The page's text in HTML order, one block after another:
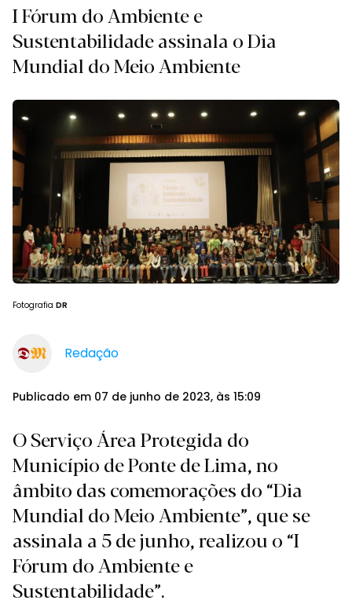
I Fórum do Ambiente e
Sustentabilidade assinala o Dia
Mundial do Meio Ambiente
Fotografia DR
Redação
Publicado em 07 de junho de 2023, às 15:09
O Serviço Área Protegida do
Município de Ponte de Lima, no
âmbito das comemorações do “Dia
Mundial do Meio Ambiente”, que se
assinala a 5 de junho, realizou o “I
Fórum do Ambiente e
Sustentabilidade”.